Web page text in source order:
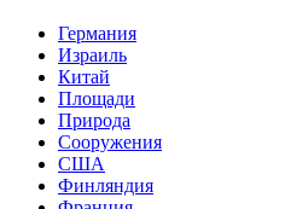
Германия
Израиль
Китай
Площади
Природа
Сооружения
США
Финляндия